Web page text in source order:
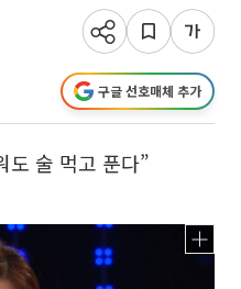
구글 선호매체 추가
도 술 먹고 푼다”